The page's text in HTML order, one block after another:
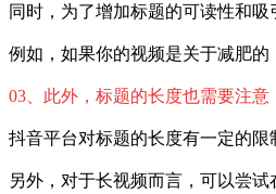
同时，为了增加标题的可读性和
例如，如果你的视频是关于减肥的
03、此外，标题的长度也需要注意
抖音平台对标题的长度有一定的限
另外，对于长视频而言，可以尝